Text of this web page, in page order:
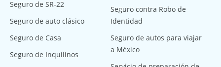
Seguro de SR-22
Seguro de auto clásico
Seguro de Casa
Seguro de Inquilinos
Seguro contra Robo de
Identidad
Seguro de autos para viajar
a México